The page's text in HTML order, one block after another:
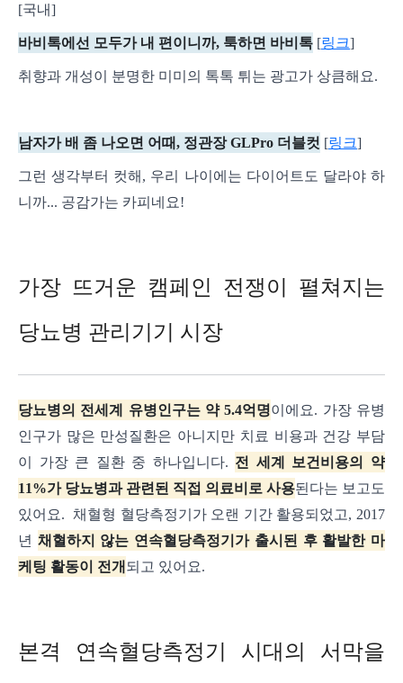
[국내]
바비톡에선 모두가 내 편이니까, 툭하면 바비톡 [링크]
취향과 개성이 분명한 미미의 톡톡 튀는 광고가 상큼해요.
남자가 배 좀 나오면 어때, 정관장 GLPro 더블컷 [링크]
그런 생각부터 컷해, 우리 나이에는 다이어트도 달라야 하
니까... 공감가는 카피네요!
가장 뜨거운 캠페인 전쟁이 펼쳐지는
당뇨병 관리기기 시장
당뇨병의 전세계 유병인구는 약 5.4억명이에요. 가장 유병
인구가 많은 만성질환은 아니지만 치료 비용과 건강 부담
이 가장 큰 질환 중 하나입니다. 전 세계 보건비용의 약
11%가 당뇨병과 관련된 직접 의료비로 사용된다는 보고도
있어요. 채혈형 혈당측정기가 오랜 기간 활용되었고, 2017
년 채혈하지 않는 연속혈당측정기가 출시된 후 활발한 마
케팅 활동이 전개 되고 있어요.
본격 연속혈당측정기 시대의 서막을